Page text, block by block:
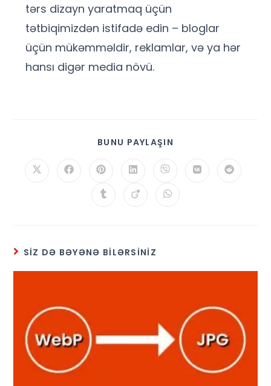
tərs dizayn yaratmaq üçün
tətbiqimizdən istifadə edin – bloglar
üçün mükəmməldir, reklamlar, və ya hər
hansı digər media növü.
BUNU PAYLAŞIN
SIZ DƏ BƏYƏNƏ BILƏRSINIZ